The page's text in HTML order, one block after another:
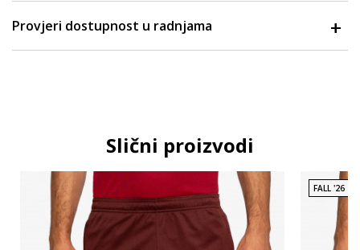
Provjeri dostupnost u radnjama
Slični proizvodi
FALL '26